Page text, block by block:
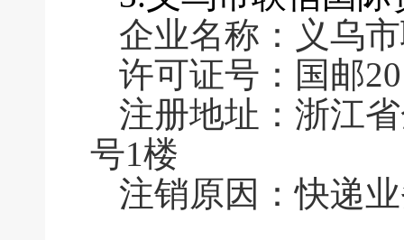
企业名称：义乌
许可证号：国邮
注册地址：浙江
号1楼
注销原因：快递